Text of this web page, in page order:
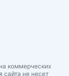
коммерческих
сайта не несет